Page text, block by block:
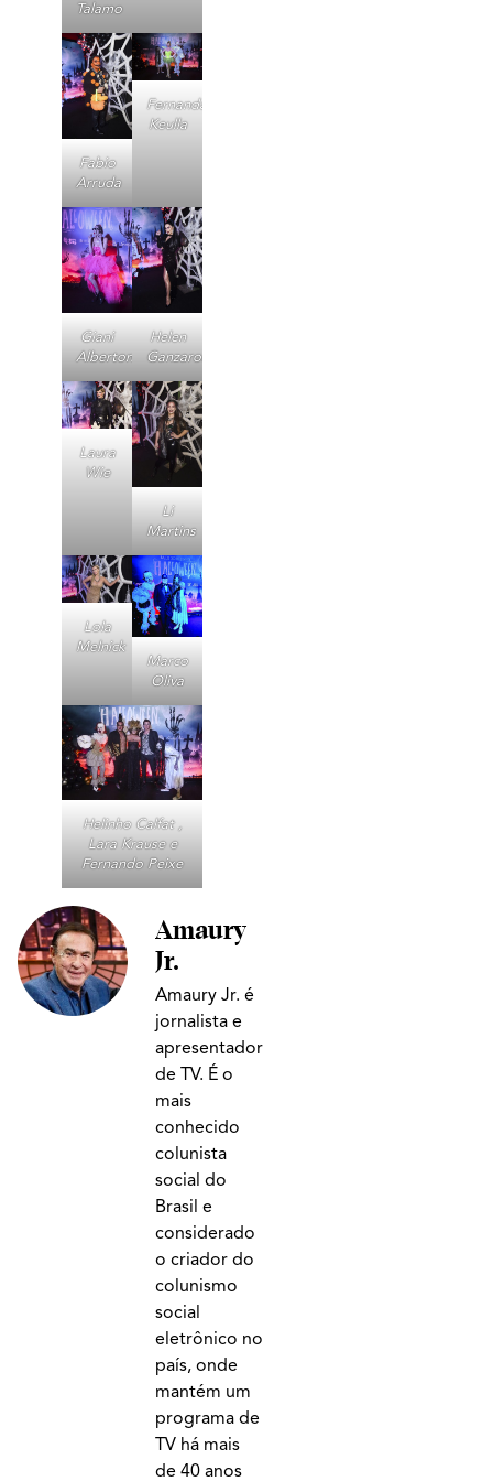
Talamo
Fabio
Arruda
Fernanda
Keulla
Giani
Albertoni
Helen
Ganzaroli
Laura
Wie
Li
Martins
Lola
Melnick
Marco
Oliva
Helinho Calfat ,
Lara Krause e
Fernando Peixe
Amaury
Jr.
Amaury Jr. é
jornalista e
apresentador
de TV. É o
mais
conhecido
colunista
social do
Brasil e
considerado
o criador do
colunismo
social
eletrônico no
país, onde
mantém um
programa de
TV há mais
de 40 anos